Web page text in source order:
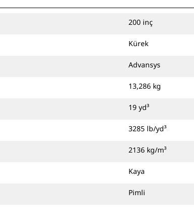
200 inç
Kürek
Advansys
13,286 kg
19 yd³
3285 lb/yd³
2136 kg/m³
Kaya
Pimli